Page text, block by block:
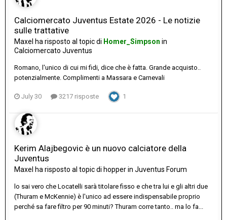
Calciomercato Juventus Estate 2026 - Le notizie
sulle trattative
Maxel ha risposto al topic di Homer_Simpson in
Calciomercato Juventus
Romano, l'unico di cui mi fidi, dice che è fatta. Grande acquisto..
potenzialmente. Complimenti a Massara e Carnevali
July 30 3217 risposte 1
Kerim Alajbegovic è un nuovo calciatore della
Juventus
Maxel ha risposto al topic di hopperin Juventus Forum
lo sai vero che Locatelli sarà titolare fisso e che tra lui e gli altri due
(Thuram e McKennie) è l'unico ad essere indispensabile proprio
perché sa fare filtro per 90 minuti? Thuram corre tanto.. ma lo fa...